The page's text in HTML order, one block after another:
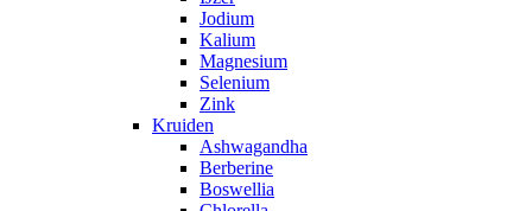
Jodium
Kalium
Magnesium
Selenium
Zink
Kruiden
Ashwagandha
Berberine
Boswellia